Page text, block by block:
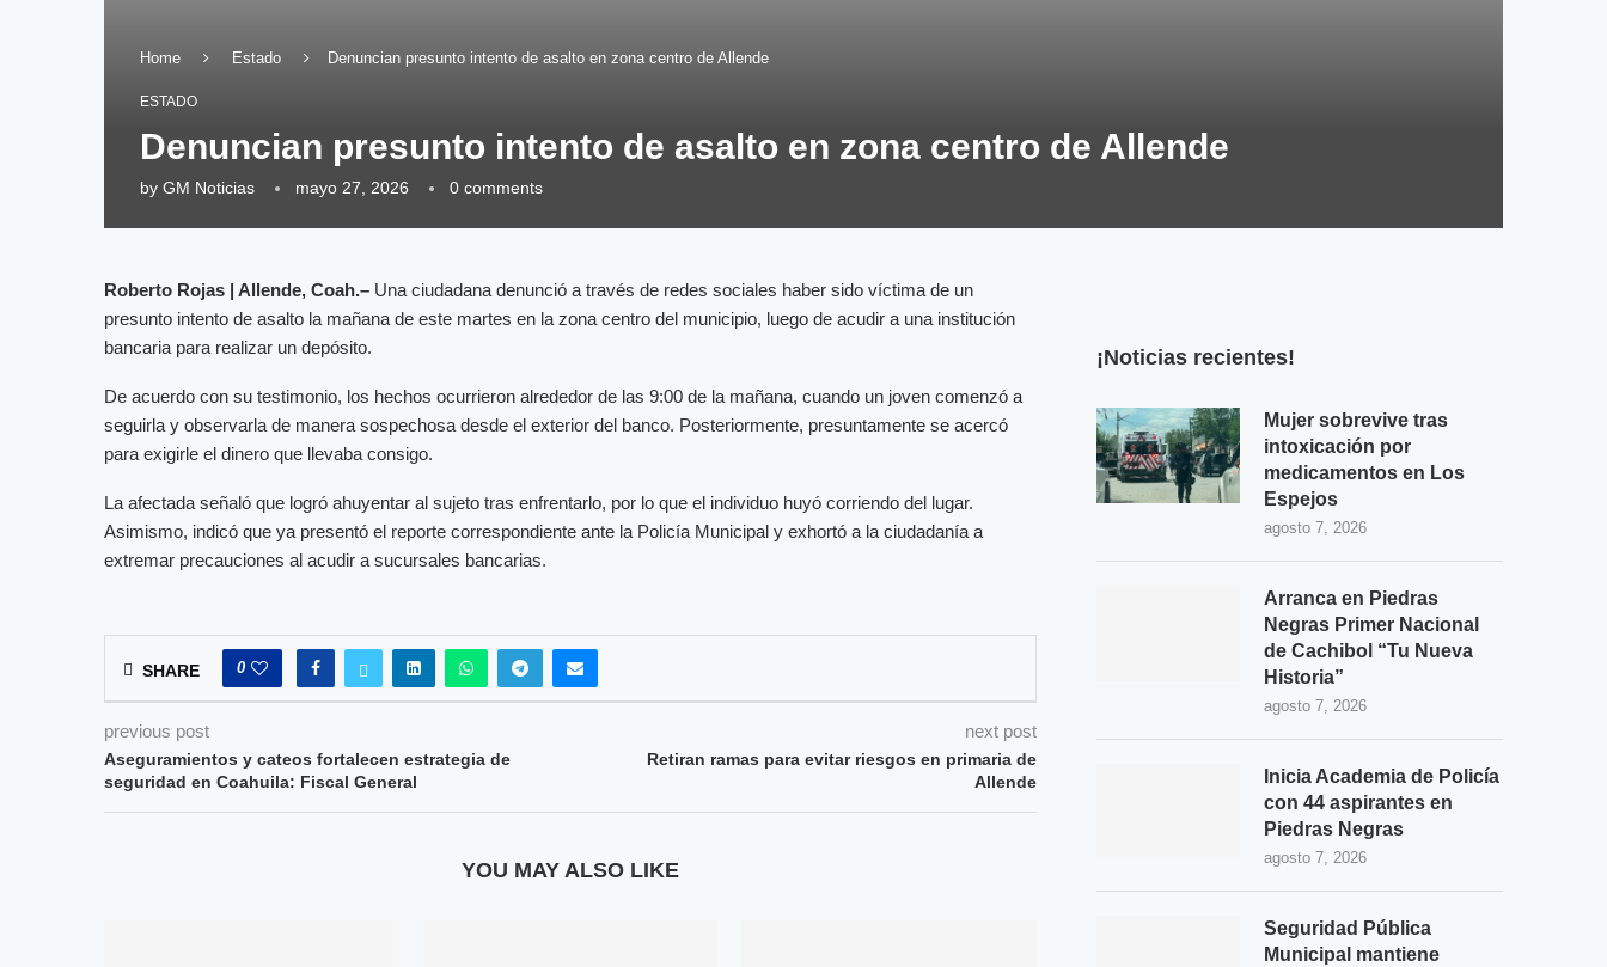
Home Estado Denuncian presunto intento de asalto en zona centro de Allende
ESTADO
Denuncian presunto intento de asalto en zona centro de Allende
by GM Noticias mayo 27, 2026 0 comments
Roberto Rojas | Allende, Coah.– Una ciudadana denunció a través de redes sociales haber sido víctima de un
presunto intento de asalto la mañana de este martes en la zona centro del municipio, luego de acudir a una institución
bancaria para realizar un depósito.
De acuerdo con su testimonio, los hechos ocurrieron alrededor de las 9:00 de la mañana, cuando un joven comenzó a
seguirla y observarla de manera sospechosa desde el exterior del banco. Posteriormente, presuntamente se acercó
para exigirle el dinero que llevaba consigo.
La afectada señaló que logró ahuyentar al sujeto tras enfrentarlo, por lo que el individuo huyó corriendo del lugar.
Asimismo, indicó que ya presentó el reporte correspondiente ante la Policía Municipal y exhortó a la ciudadanía a
extremar precauciones al acudir a sucursales bancarias.
SHARE 0
previous post
Aseguramientos y cateos fortalecen estrategia de
seguridad en Coahuila: Fiscal General
next post
Retiran ramas para evitar riesgos en primaria de
Allende
YOU MAY ALSO LIKE
¡Noticias recientes!
Mujer sobrevive tras
intoxicación por
medicamentos en Los
Espejos
agosto 7, 2026
Arranca en Piedras
Negras Primer Nacional
de Cachibol “Tu Nueva
Historia”
agosto 7, 2026
Inicia Academia de Policía
con 44 aspirantes en
Piedras Negras
agosto 7, 2026
Seguridad Pública
Municipal mantiene